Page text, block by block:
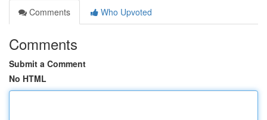
Comments
Who Upvoted
Comments
Submit a Comment
No HTML